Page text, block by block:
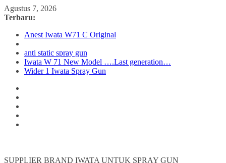
Skip
to
Agustus 7, 2026
Terbaru:
Anest Iwata W71 C Original
anti static spray gun
Iwata W 71 New Model ….Last generation…
Wider 1 Iwata Spray Gun
SUPPLIER BRAND IWATA UNTUK SPRAY GUN